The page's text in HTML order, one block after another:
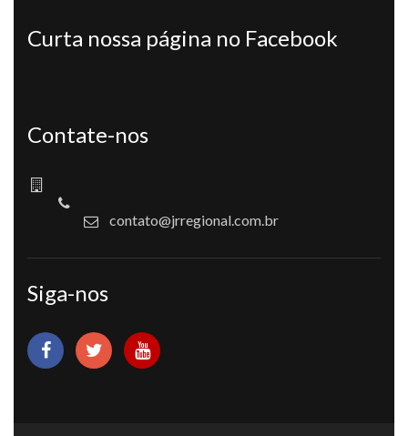
Curta nossa página no Facebook
Contate-nos
contato@jrregional.com.br
Siga-nos